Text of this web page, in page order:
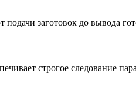
заготовок до вывода
строгое следование